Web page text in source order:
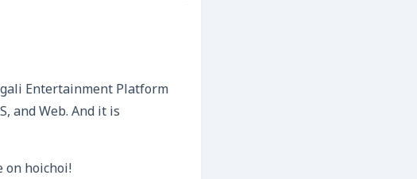
Entertainment Platform
and Web. And it is
on hoichoi!